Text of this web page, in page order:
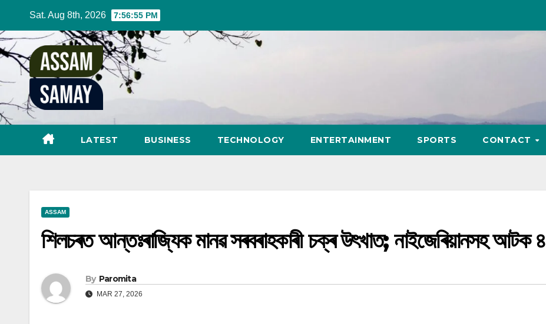
content
Sat. Aug 8th, 2026 7:56:56 PM
LATEST BUSINESS TECHNOLOGY ENTERTAINMENT SPORTS CONTACT
ASSAM
শিলচৰত আন্তঃৰাজ্যিক মানৱ সৰবৰাহকাৰী চক্ৰ উৎখাত; নাইজেৰিয়ানসহ আটক ৪
By Paromita
MAR 27, 2026